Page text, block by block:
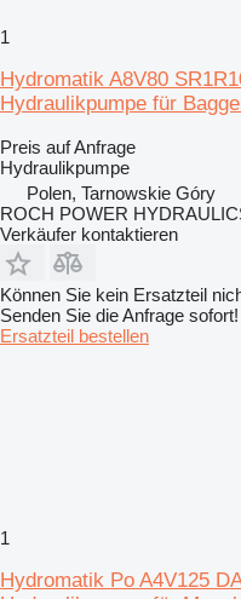
1
Hydromatik A8V80
Hydraulikpumpe für
Preis auf Anfrage
Hydraulikpumpe
Polen, Tarnowskie Góry
ROCH POWER
Verkäufer kontaktieren
Können Sie kein Ersatzteil
Senden Sie die Anfrage sofort!
Ersatzteil bestellen
1
Hydromatik Po A4V125